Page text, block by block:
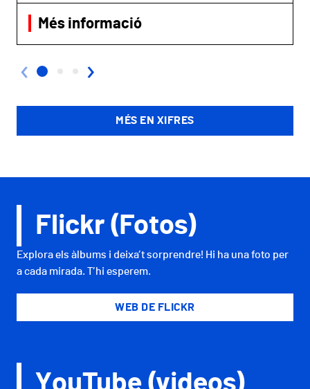
Més informació
‹ ›
MÉS EN XIFRES
Flickr (Fotos)
Explora els àlbums i deixa’t sorprendre! Hi ha una foto per
a cada mirada. T’hi esperem.
WEB DE FLICKR
YouTube (videos)